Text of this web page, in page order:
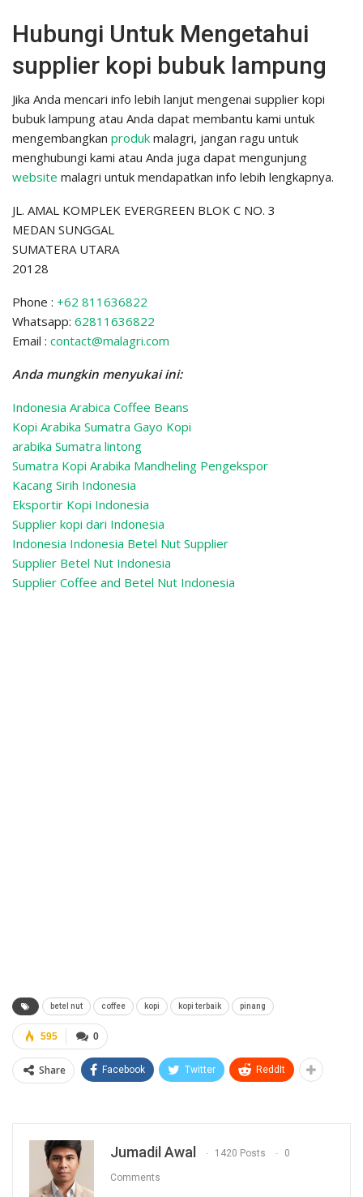
Hubungi Untuk Mengetahui
supplier kopi bubuk lampung
Jika Anda mencari info lebih lanjut mengenai supplier kopi
bubuk lampung atau Anda dapat membantu kami untuk
mengembangkan produk malagri, jangan ragu untuk
menghubungi kami atau Anda juga dapat mengunjung
website malagri untuk mendapatkan info lebih lengkapnya.
JL. AMAL KOMPLEK EVERGREEN BLOK C NO. 3
MEDAN SUNGGAL
SUMATERA UTARA
20128
Phone : +62 811636822
Whatsapp: 62811636822
Email : contact@malagri.com
Anda mungkin menyukai ini:
Indonesia Arabica Coffee Beans
Kopi Arabika Sumatra Gayo Kopi
arabika Sumatra lintong
Sumatra Kopi Arabika Mandheling Pengekspor
Kacang Sirih Indonesia
Eksportir Kopi Indonesia
Supplier kopi dari Indonesia
Indonesia Indonesia Betel Nut Supplier
Supplier Betel Nut Indonesia
Supplier Coffee and Betel Nut Indonesia
betel nut coffee kopi kopi terbaik pinang
0
595
Share Facebook Twitter ReddIt
Jumadil Awal 1420 Posts 0
Comments